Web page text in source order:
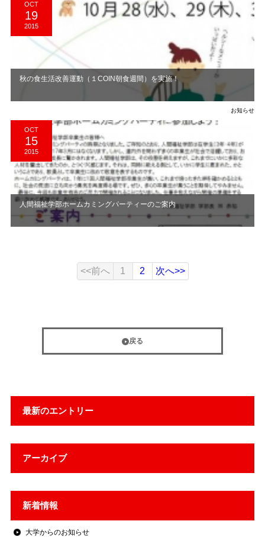
最新のエントリー
アーカイブ
新着情報
大学からのお知らせ
OCT
19
2015
秋の食生活改善運動（１COIN朝食週間）を実施！
お知らせ
OCT
15
2015
人間福祉学部ホームカミングパーティーのご案内
<<前へ 1 2 次へ>>
戻る